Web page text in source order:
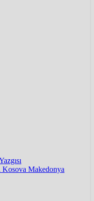
Kosova Makedonya